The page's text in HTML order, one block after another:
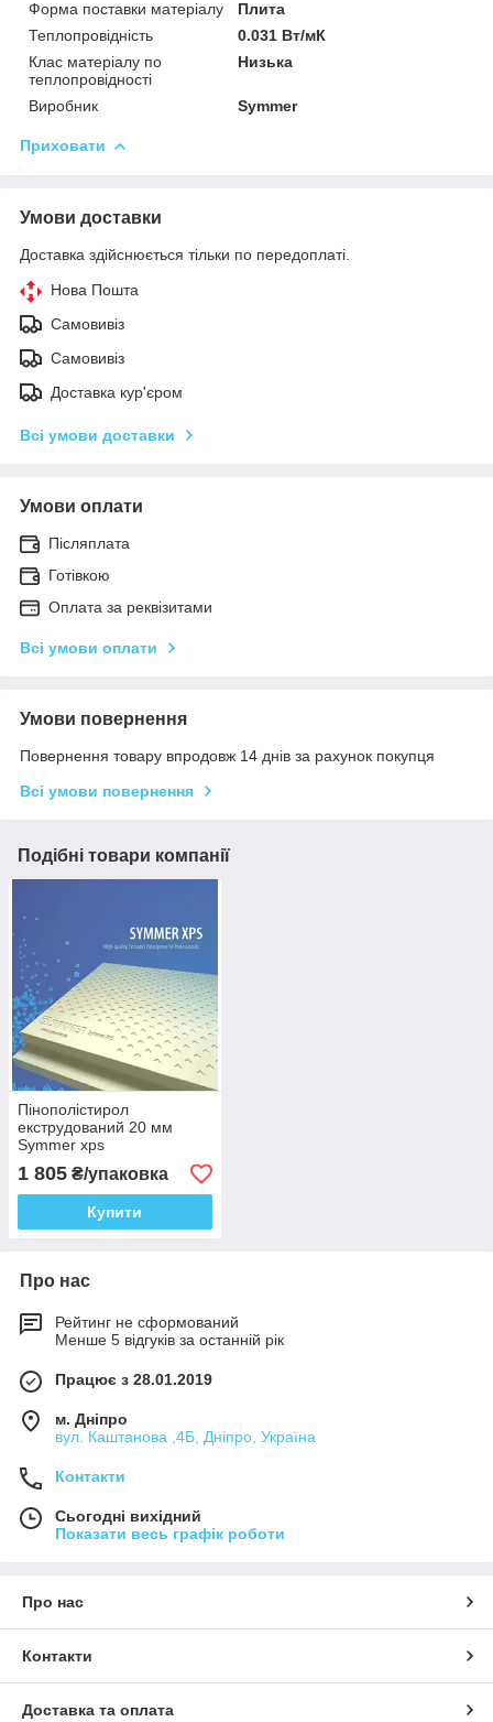
Форма поставки матеріалу
Плита
Теплопровідність
0.031 Вт/мК
Клас матеріалу по
теплопровідності
Низька
Виробник Symmer
Приховати
Умови доставки
Доставка здійснюється тільки по передоплаті.
Нова Пошта
Самовивіз
Самовивіз
Доставка кур'єром
Всі умови доставки
Умови оплати
Післяплата
Готівкою
Оплата за реквізитами
Всі умови оплати
Умови повернення
Повернення товару впродовж 14 днів за рахунок покупця
Всі умови повернення
Подібні товари компанії
Пінополістирол
екструдований 20 мм
Symmer xps
1 805 ₴/упаковка
Купити
Про нас
Рейтинг не сформований
Менше 5 відгуків за останній рік
Працює з 28.01.2019
м. Дніпро
вул. Каштанова ,4Б, Дніпро, Україна
Контакти
Сьогодні вихідний
Показати весь графік роботи
Про нас
Контакти
Доставка та оплата